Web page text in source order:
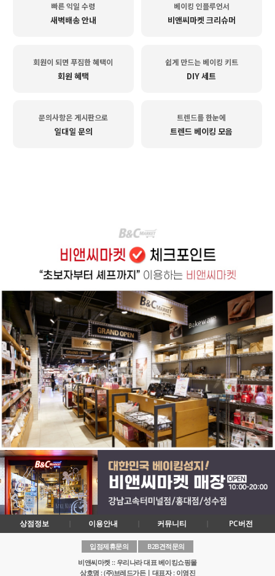
빠른 익일 수령
새벽배송 안내
베이킹 인플루언서
비앤씨마켓 크리슈머
회원이 되면 푸짐한 혜택이
회원 혜택
쉽게 만드는 베이킹 키트
DIY 세트
문의사항은 게시판으로
일대일 문의
트렌드를 한눈에
트렌드 베이킹 모음
상점정보 이용안내 커뮤니티 PC버전
입점제휴문의
B2B견적문의
비앤씨마켓 :: 우리나라 대표 베이킹쇼핑몰
상호명 : (주)브레드가든ㅣ대표자 : 이영진